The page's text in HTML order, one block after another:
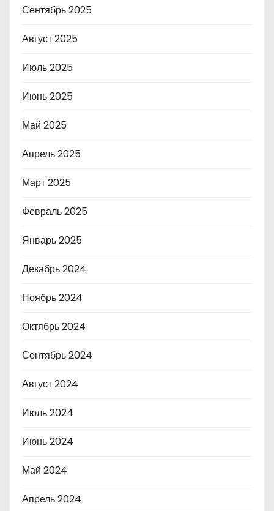
Сентябрь 2025
Август 2025
Июль 2025
Июнь 2025
Май 2025
Апрель 2025
Март 2025
Февраль 2025
Январь 2025
Декабрь 2024
Ноябрь 2024
Октябрь 2024
Сентябрь 2024
Август 2024
Июль 2024
Июнь 2024
Май 2024
Апрель 2024